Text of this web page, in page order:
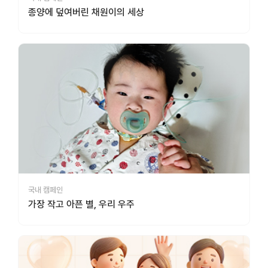
종양에 덮여버린 채원이의 세상
국내 캠페인
가장 작고 아픈 별, 우리 우주